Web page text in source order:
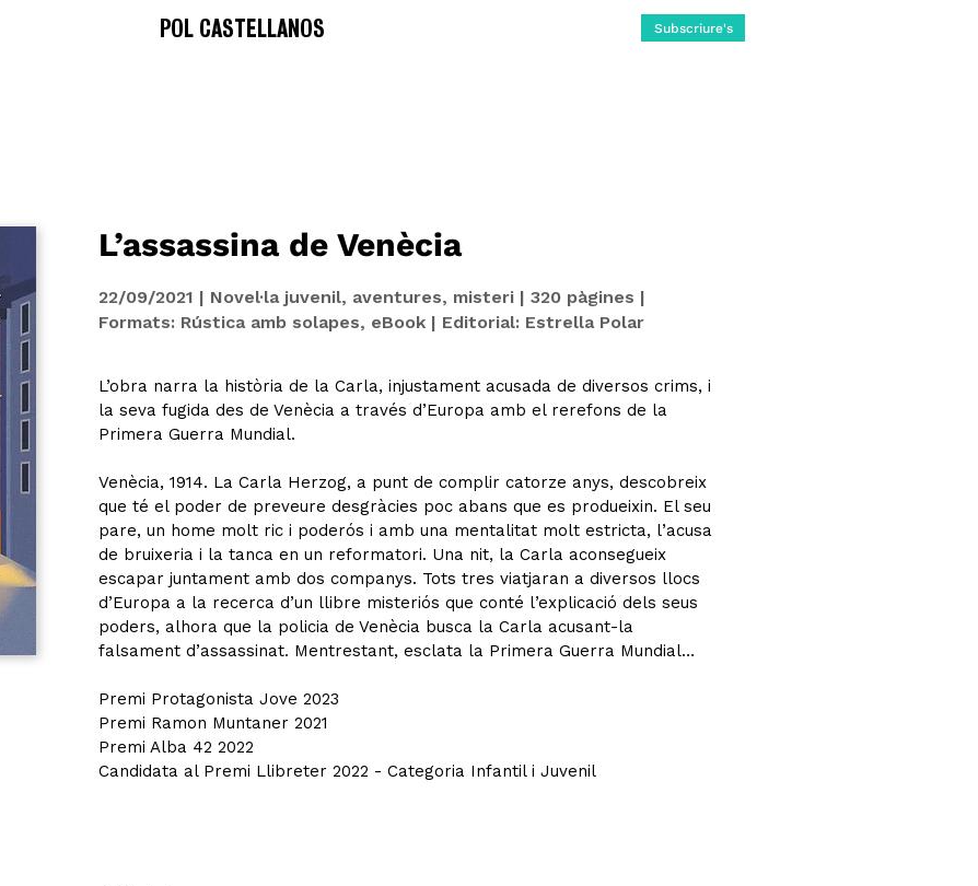
POL CASTELLANOS Subscriure's
L’assassina de Venècia
22/09/2021 | Novel·la juvenil, aventures, misteri | 320 pàgines |
Formats: Rústica amb solapes, eBook | Editorial: Estrella Polar
L’obra narra la història de la Carla, injustament acusada de diversos crims, i
la seva fugida des de Venècia a través d’Europa amb el rerefons de la
Primera Guerra Mundial.
Venècia, 1914. La Carla Herzog, a punt de complir catorze anys, descobreix
que té el poder de preveure desgràcies poc abans que es produeixin. El seu
pare, un home molt ric i poderós i amb una mentalitat molt estricta, l’acusa
de bruixeria i la tanca en un reformatori. Una nit, la Carla aconsegueix
escapar juntament amb dos companys. Tots tres viatjaran a diversos llocs
d’Europa a la recerca d’un llibre misteriós que conté l’explicació dels seus
poders, alhora que la policia de Venècia busca la Carla acusant-la
falsament d’assassinat. Mentrestant, esclata la Primera Guerra Mundial…
Premi Protagonista Jove 2023
Premi Ramon Muntaner 2021
Premi Alba 42 2022
Candidata al Premi Llibreter 2022 - Categoria Infantil i Juvenil